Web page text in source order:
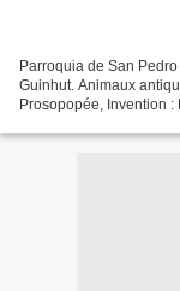
Parroquia de San
Guinhut. Animaux
Prosopopée, Invention